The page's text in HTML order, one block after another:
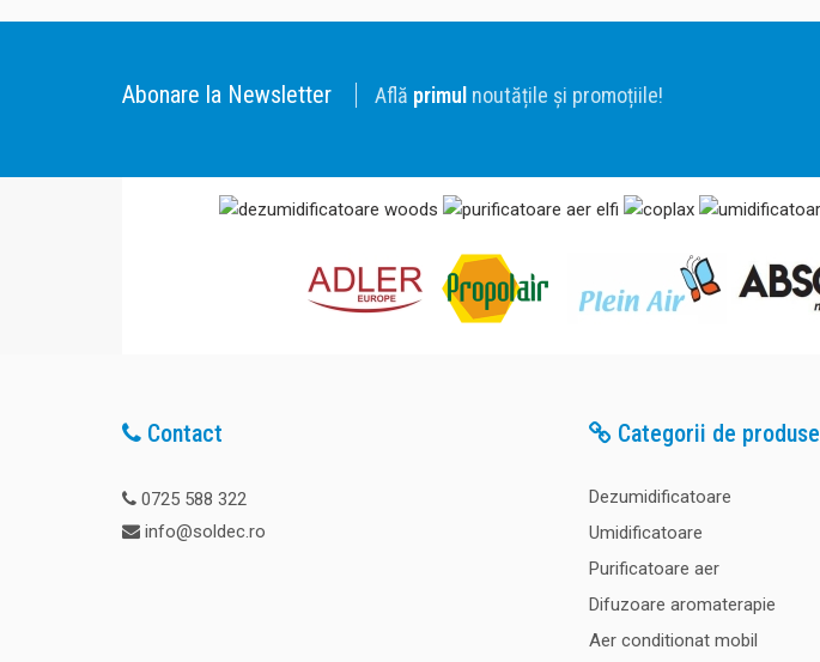
Abonare la Newsletter Află primul noutățile și promoțiile!
Contact
0725 588 322
info@soldec.ro
Categorii de produse
Dezumidificatoare
Umidificatoare
Purificatoare aer
Difuzoare aromaterapie
Aer conditionat mobil